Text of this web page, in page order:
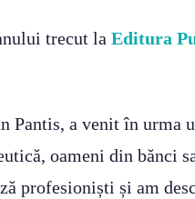
trecut la Editura
Pantis, a venit în
oameni din
profesioniști și am